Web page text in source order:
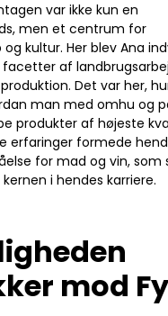
var ikke kun en
men et centrum for
kultur. Her blev Ana
af
Det var her,
man med omhu og
produkter af højeste
erfaringer formede
for mad og vin, som
i hendes karriere.
mod